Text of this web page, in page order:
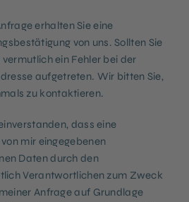
erhalten Sie eine
von uns. Sollten Sie
ein Fehler bei der
aufgetreten. Wir bitten Sie,
zu kontaktieren.
dass eine
mir eingegebenen
Daten durch den
Verantwortlichen zum Zweck
Anfrage auf Grundlage